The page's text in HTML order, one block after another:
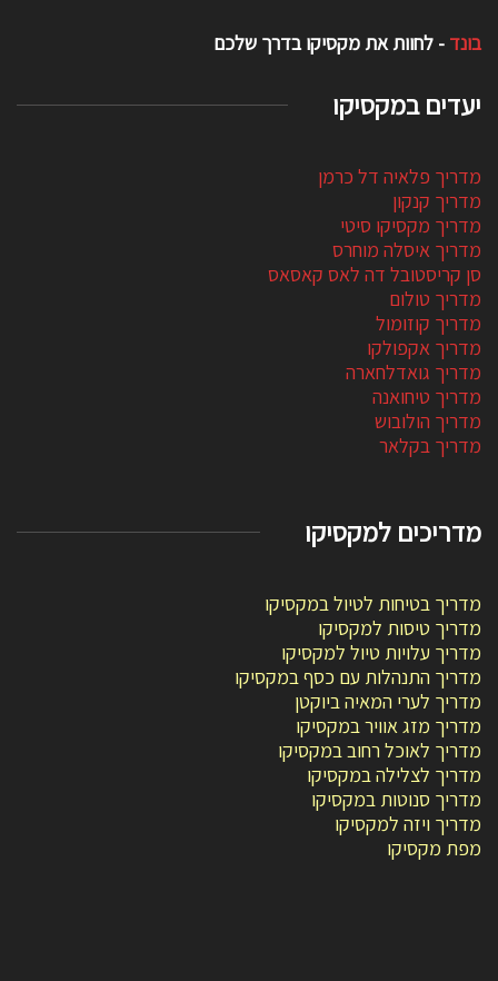
בונד - לחוות את מקסיקו בדרך שלכם
יעדים במקסיקו
מדריך פלאיה דל כרמן
מדריך קנקון
מדריך מקסיקו סיטי
מדריך איסלה מוחרס
סן קריסטובל דה לאס קאסאס
מדריך טולום
מדריך קוזומול
מדריך אקפולקו
מדריך גואדלחארה
מדריך טיחואנה
מדריך הולובוש
מדריך בקלאר
מדריכים למקסיקו
מדריך בטיחות לטיול במקסיקו
מדריך טיסות למקסיקו
מדריך עלויות טיול למקסיקו
מדריך התנהלות עם כסף במקסיקו
מדריך לערי המאיה ביוקטן
מדריך מזג אוויר במקסיקו
מדריך לאוכל רחוב במקסיקו
מדריך לצלילה במקסיקו
מדריך סנוטות במקסיקו
מדריך ויזה למקסיקו
מפת מקסיקו